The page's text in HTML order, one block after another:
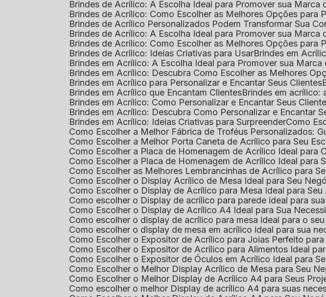
Brindes de Acrílico: A Escolha Ideal para Promover sua Marca
Brindes de Acrílico: Como Escolher as Melhores Opções para
Brindes de Acrílico Personalizados Podem Transformar Sua
Brindes de Acrílico: A Escolha Ideal para Promover sua Marca
Brindes de Acrílico: Como Escolher as Melhores Opções para
Brindes de Acrílico: Ideias Criativas para Usar
Brindes em
Brindes em Acrílico: A Escolha Ideal para Promover sua Marca
Brindes em Acrílico: Descubra Como Escolher as Melhores
Brindes em Acrílico para Personalizar e Encantar Seus Clientes
Brindes em Acrílico que Encantam Clientes
Brindes em
Brindes em Acrílico: Como Personalizar e Encantar Seus
Brindes em Acrílico: Descubra Como Personalizar e Encantar
Brindes em Acrílico: Ideias Criativas para Surpreender
Como
Como Escolher a Melhor Fábrica de Troféus Personalizados:
Como Escolher a Melhor Porta Caneta de Acrílico para Seu
Como Escolher a Placa de Homenagem de Acrílico Ideal para
Como Escolher a Placa de Homenagem de Acrílico Ideal para
Como Escolher as Melhores Lembrancinhas de Acrílico para
Como Escolher o Display Acrílico de Mesa Ideal para Seu
Como Escolher o Display de Acrílico para Mesa Ideal para
Como escolher o Display de acrílico para parede ideal para
Como Escolher o Display de Acrílico A4 Ideal para Sua
Como escolher o display de acrílico para mesa ideal para o
Como escolher o display de mesa em acrílico ideal para sua
Como Escolher o Expositor de Acrílico para Joias Perfeito
Como Escolher o Expositor de Acrílico para Alimentos Ideal
Como Escolher o Expositor de Óculos em Acrílico Ideal para
Como Escolher o Melhor Display Acrílico de Mesa para Seu
Como Escolher o Melhor Display de Acrílico A4 para Seus
Como escolher o melhor Display de acrílico A4 para suas